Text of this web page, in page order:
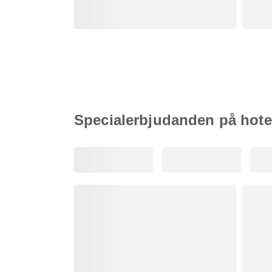
Specialerbjudanden på